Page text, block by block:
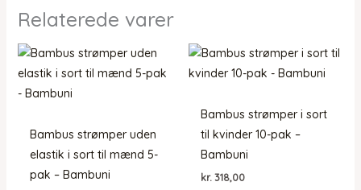
Relaterede varer
Bambus strømper uden
elastik i sort til mænd 5-
pak – Bambuni
Bambus strømper i sort
til kvinder 10-pak –
Bambuni
kr.318,00